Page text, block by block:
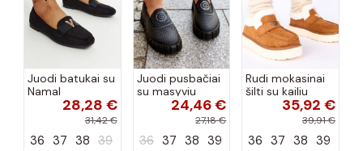
Juodi batukai su
Namal
dekoracija28,28 €
31,42 €
36 37 38 39
Juodi pusbačiai
su masyviu
padu Teska24,46 €
27,18 €
36 37 38 39
Rudi mokasinai
šilti su kailiu
35,92 €
39,91 €
36 37 38 39